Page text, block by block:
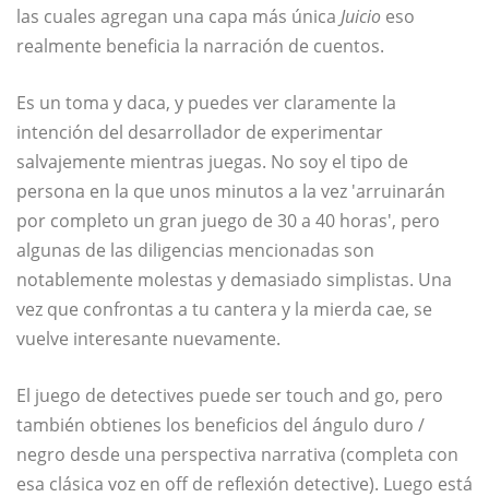
las cuales agregan una capa más única Juicio eso
realmente beneficia la narración de cuentos.
Es un toma y daca, y puedes ver claramente la
intención del desarrollador de experimentar
salvajemente mientras juegas. No soy el tipo de
persona en la que unos minutos a la vez 'arruinarán
por completo un gran juego de 30 a 40 horas', pero
algunas de las diligencias mencionadas son
notablemente molestas y demasiado simplistas. Una
vez que confrontas a tu cantera y la mierda cae, se
vuelve interesante nuevamente.
El juego de detectives puede ser touch and go, pero
también obtienes los beneficios del ángulo duro /
negro desde una perspectiva narrativa (completa con
esa clásica voz en off de reflexión detective). Luego está